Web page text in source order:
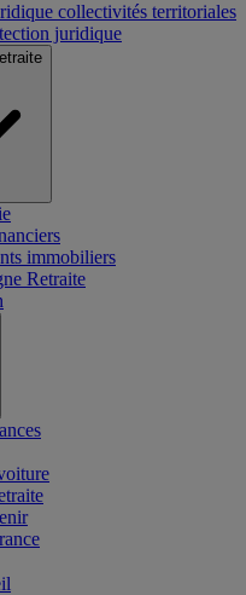
collectivités territoriales
juridique
immobiliers
Retraite